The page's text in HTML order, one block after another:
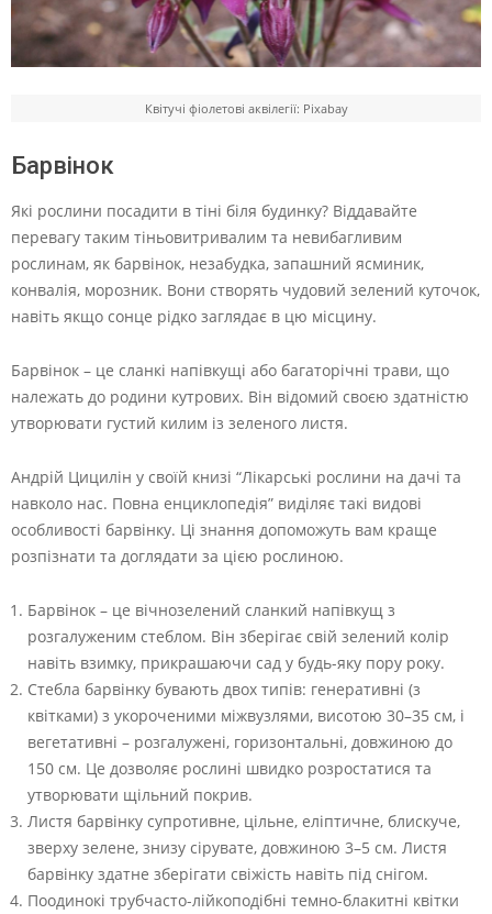
Квітучі фіолетові аквілегії: Pixabay
Барвінок
Які рослини посадити в тіні біля будинку? Віддавайте
перевагу таким тіньовитривалим та невибагливим
рослинам, як барвінок, незабудка, запашний ясминик,
конвалія, морозник. Вони створять чудовий зелений куточок,
навіть якщо сонце рідко заглядає в цю місцину.
Барвінок – це сланкі напівкущі або багаторічні трави, що
належать до родини кутрових. Він відомий своєю здатністю
утворювати густий килим із зеленого листя.
Андрій Цицилін у своїй книзі “Лікарські рослини на дачі та
навколо нас. Повна енциклопедія” виділяє такі видові
особливості барвінку. Ці знання допоможуть вам краще
розпізнати та доглядати за цією рослиною.
Барвінок – це вічнозелений сланкий напівкущ з
розгалуженим стеблом. Він зберігає свій зелений колір
навіть взимку, прикрашаючи сад у будь-яку пору року.
Стебла барвінку бувають двох типів: генеративні (з
квітками) з укороченими міжвузлями, висотою 30–35 см, і
вегетативні – розгалужені, горизонтальні, довжиною до
150 см. Це дозволяє рослині швидко розростатися та
утворювати щільний покрив.
Листя барвінку супротивне, цільне, еліптичне, блискуче,
зверху зелене, знизу сірувате, довжиною 3–5 см. Листя
барвінку здатне зберігати свіжість навіть під снігом.
Поодинокі трубчасто-лійкоподібні темно-блакитні квітки